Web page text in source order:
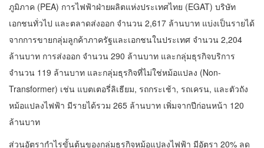
ภูมิภาค (PEA) การไฟฟ้าฝ่ายผลิตแห่งประเทศไทย (EGAT) บริษัท
เอกชนทั่วไป และตลาดส่งออก จำนวน 2,617 ล้านบาท แบ่งเป็นรายได้
จากการขายกลุ่มลูกค้าภาครัฐและเอกชนในประเทศ จำนวน 2,204
ล้านบาท การส่งออก จำนวน 290 ล้านบาท และกลุ่มธุรกิจบริการ
จำนวน 119 ล้านบาท และกลุ่มธุรกิจที่ไม่ใช่หม้อแปลง (Non-
Transformer) เช่น แบตเตอรี่ลิเธียม, รถกระเช้า, รถเครน, และตัวถัง
หม้อแปลงไฟฟ้า มีรายได้รวม 265 ล้านบาท เพิ่มจากปีก่อนหน้า 120
ล้านบาท
ส่วนอัตรากำไรขั้นต้นของกลุ่มธุรกิจหม้อแปลงไฟฟ้า มีอัตรา 20% ลด